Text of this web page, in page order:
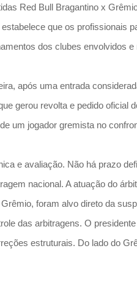
Red Bull Bragantino x
que os profissionais
dos clubes envolvidos
após uma entrada
gerou revolta e pedido oficial
um jogador gremista no
e avaliação. Não há prazo
nacional. A atuação do
foram alvo direto da
das arbitragens. O
estruturais. Do lado do